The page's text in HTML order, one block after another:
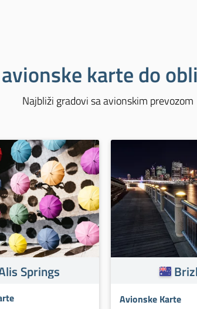
karte do
Najbliži gradovi sa avionskim prevozom
Springs
Avionske Karte